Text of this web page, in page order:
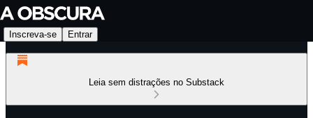
Inscreva-se Entrar
Leia sem distrações no Substack